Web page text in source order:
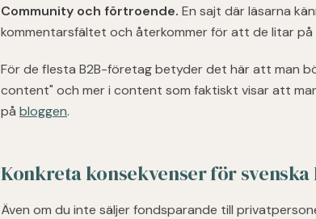
Community och förtroende. En sajt där läsarna
kommentarsfältet och återkommer för att de litar
För de flesta B2B-företag betyder det här att man
content" och mer i content som faktiskt visar att
på bloggen.
Konkreta konsekvenser för
Även om du inte säljer fondsparande till